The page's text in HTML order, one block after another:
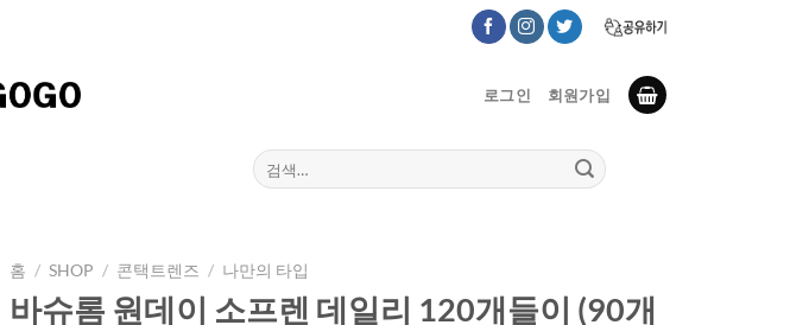
로그인 회원가입
검
색:
홈 / SHOP / 콘택트렌즈 / 나만의 타입
바슈롬 원데이 소프렌 데일리 120개들이 (90개